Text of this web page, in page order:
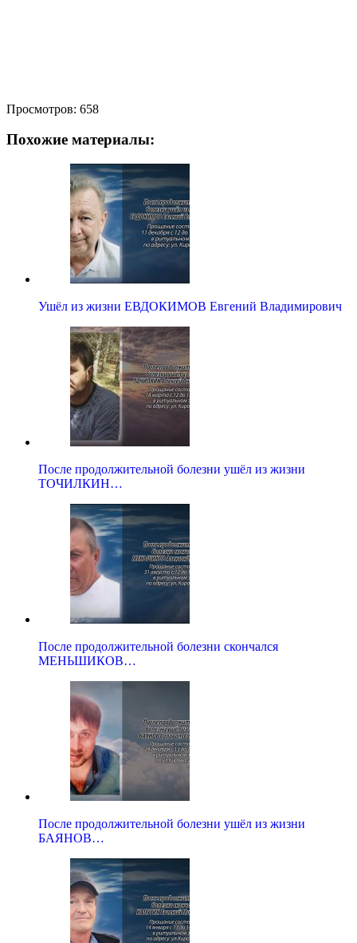
Просмотров: 658
Похожие материалы:
Ушёл из жизни ЕВДОКИМОВ Евгений Владимирович
После продолжительной болезни ушёл из жизни
ТОЧИЛКИН…
После продолжительной болезни скончался
МЕНЬШИКОВ…
После продолжительной болезни ушёл из жизни
БАЯНОВ…